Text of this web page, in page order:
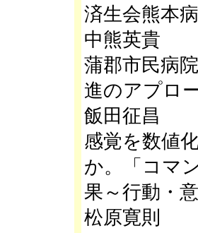
済生会熊本
中熊英貴
蒲郡市民病
進のアプロ
飯田征昌
感覚を数値
か。「コマ
果～行動・
松原寛則